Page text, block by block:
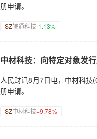
册申请。
SZ皖通科技-1.13%
中材科技：向特定对象发
人民财讯8月7日电，中材科
册申请。
SZ中材科技+9.78%